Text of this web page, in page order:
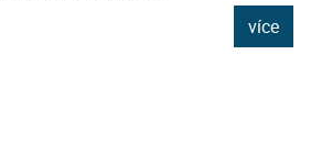
více